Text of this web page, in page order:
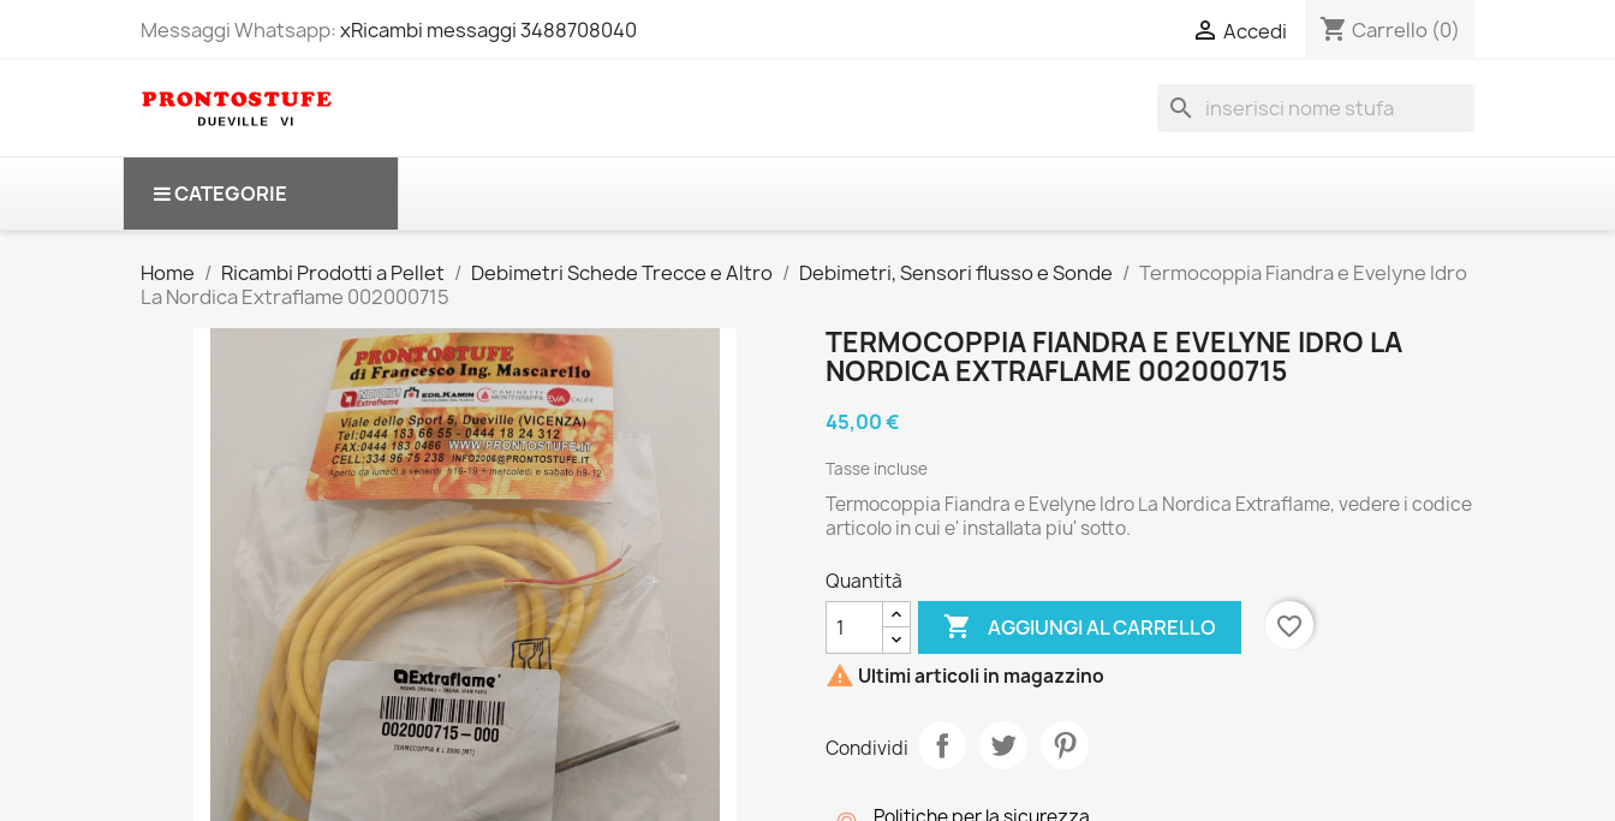
Messaggi Whatsapp:xRicambi messaggi 3488708040  Accedi shopping_cart Carrello (0)
search
CATEGORIE
Home Ricambi Prodotti a Pellet Debimetri Schede Trecce e Altro Debimetri, Sensori flusso e Sonde
Termocoppia Fiandra e Evelyne Idro
La Nordica Extraflame 002000715
TERMOCOPPIA FIANDRA E EVELYNE IDRO LA
NORDICA EXTRAFLAME 002000715
45,00 €
Tasse incluse
Termocoppia Fiandra e Evelyne Idro La Nordica Extraflame, vedere i codice
articolo in cui e' installata piu' sotto.
Quantità
 AGGIUNGI AL CARRELLO
favorite_border
 Ultimi articoli in magazzino
Condividi